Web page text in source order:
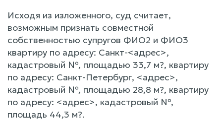
Исходя из изложенного, суд считает,
возможным признать совместной
собственностью супругов ФИО2 и ФИО3
квартиру по адресу: Санкт-<адрес>,
кадастровый №, площадью 33,7 м?, квартиру
по адресу: Санкт-Петербург, <адрес>,
кадастровый №, площадью 28,8 м?, квартиру
по адресу: <адрес>, кадастровый №,
площадь 44,3 м?.